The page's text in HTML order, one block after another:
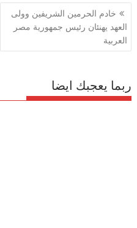
تصفّح
المقالات
خادم الحرمين الشريفين وولى
العهد يهنئان رئيس جمهورية مصر
العربية
ربما يعجبك ايضا